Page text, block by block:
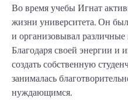
Во время учебы Игнат
жизни университета. Он
и организовывал
Благодаря своей энергии и
создать собственную
занималась
нуждающимся.